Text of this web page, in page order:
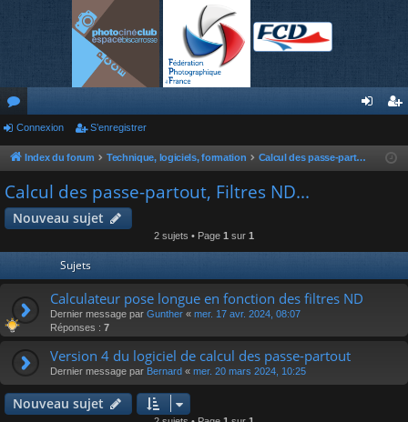
or
u
m
s
nr
Connexion S’enregistrer
Index du forum Technique, logiciels, formation Calcul des passe-partout, Filtres ND...
Calcul des passe-partout, Filtres ND...
Nouveau sujet
2 sujets • Page 1 sur 1
Sujets
Calculateur pose longue en fonction des filtres ND
Dernier message par Gunther « mer. 17 avr. 2024, 08:07
Réponses : 7
Version 4 du logiciel de calcul des passe-partout
Dernier message par Bernard « mer. 20 mars 2024, 10:25
Nouveau sujet